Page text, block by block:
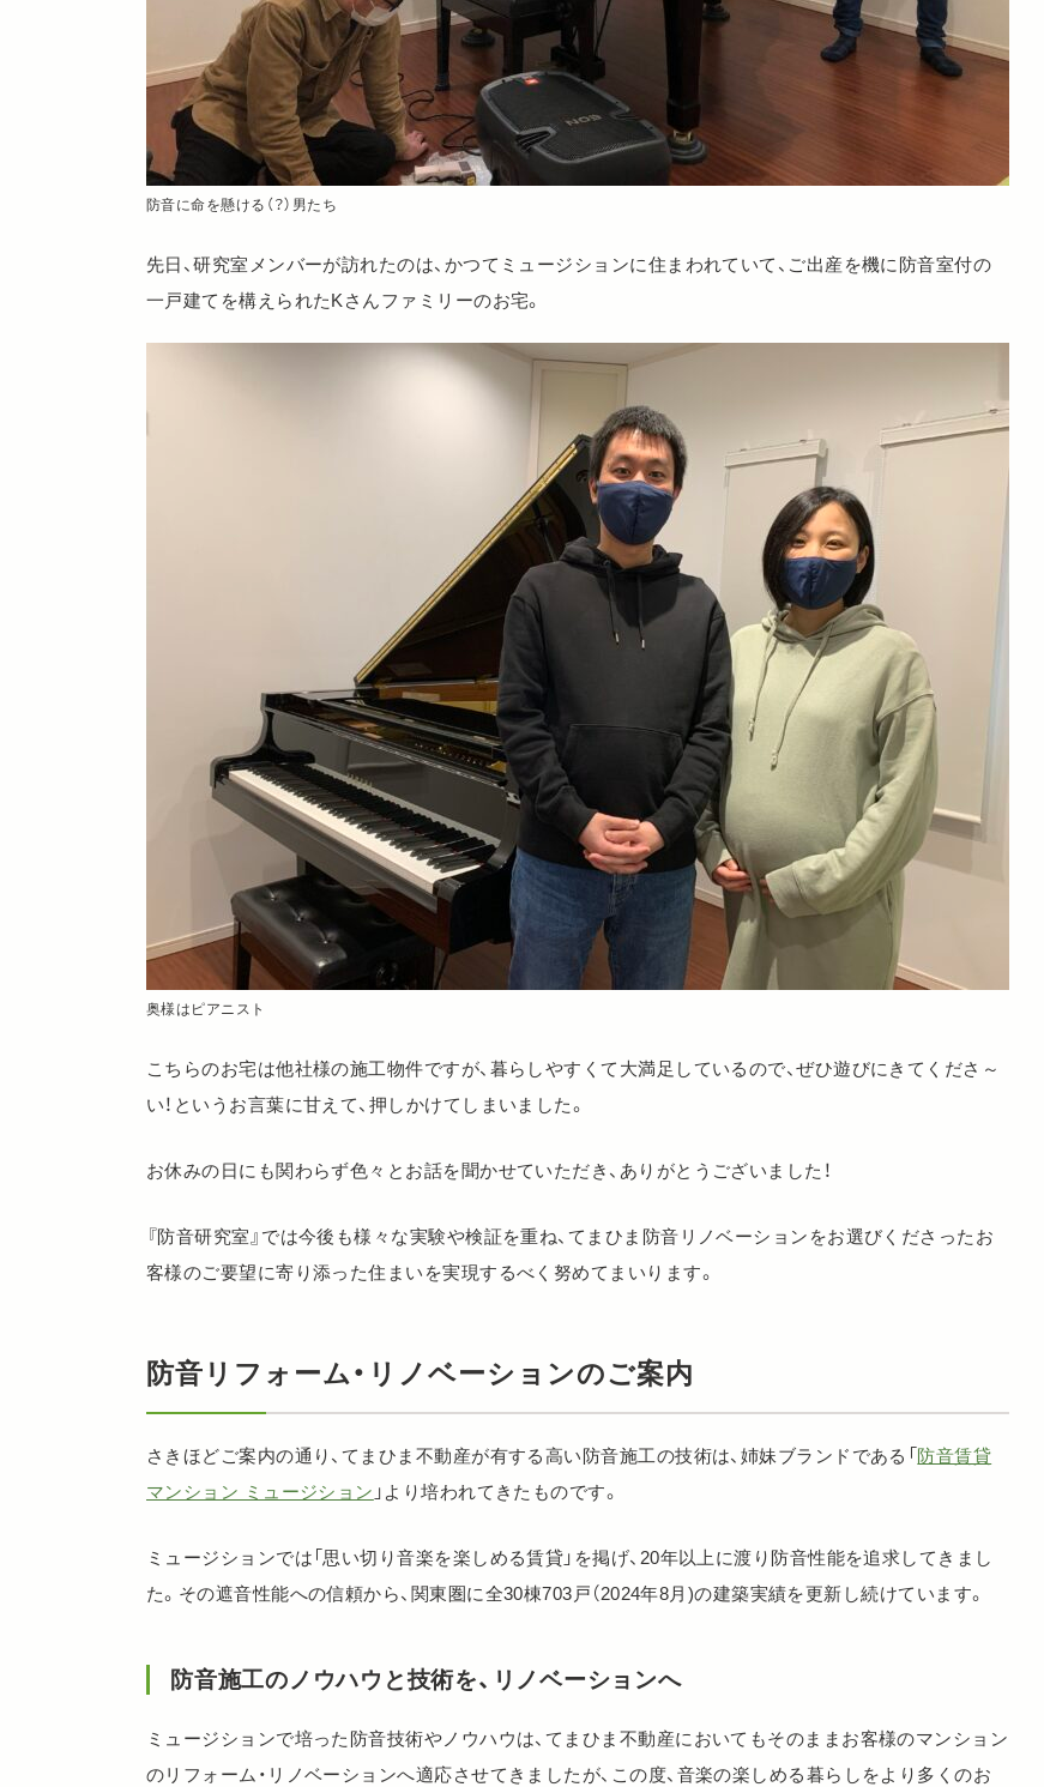
防音に命を懸ける（？）男たち
先日、研究室メンバーが訪れたのは、かつてミュージションに住まわれていて、ご出産を機に防音室付の
一戸建てを構えられたKさんファミリーのお宅。
奥様はピアニスト
こちらのお宅は他社様の施工物件ですが、暮らしやすくて大満足しているので、ぜひ遊びにきてくださ～
い！というお言葉に甘えて、押しかけてしまいました。
お休みの日にも関わらず色々とお話を聞かせていただき、ありがとうございました！
『防音研究室』では今後も様々な実験や検証を重ね、てまひま防音リノベーションをお選びくださったお
客様のご要望に寄り添った住まいを実現するべく努めてまいります。
防音リフォーム・リノベーションのご案内
さきほどご案内の通り、てまひま不動産が有する高い防音施工の技術は、姉妹ブランドである「 防音賃貸
マンション ミュージション 」より培われてきたものです。
ミュージションでは「思い切り音楽を楽しめる賃貸」を掲げ、20年以上に渡り防音性能を追求してきまし
た。その遮音性能への信頼から、関東圏に全30棟703戸（2024年8月)の建築実績を更新し続けています。
防音施工のノウハウと技術を、リノベーションへ
ミュージションで培った防音技術やノウハウは、てまひま不動産においてもそのままお客様のマンション
のリフォーム・リノベーションへ適応させてきましたが、この度、音楽の楽しめる暮らしをより多くのお